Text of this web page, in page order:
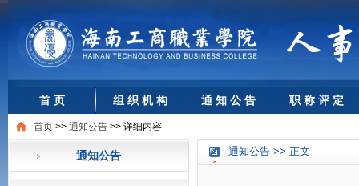
首 页 组 织 机 构 通 知 公 告 职 称 评 定
首页 >> 通知公告 >> 详细内容
通知公告 通知公告 >> 正文